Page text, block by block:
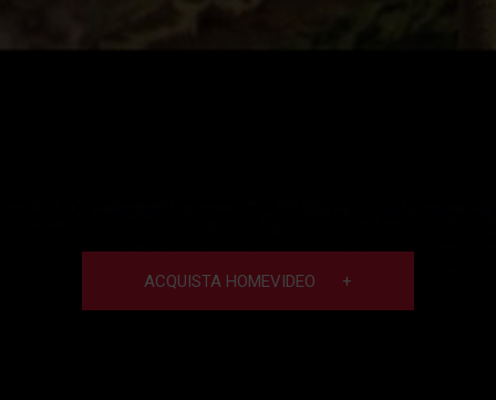
ACQUISTA HOMEVIDEO +